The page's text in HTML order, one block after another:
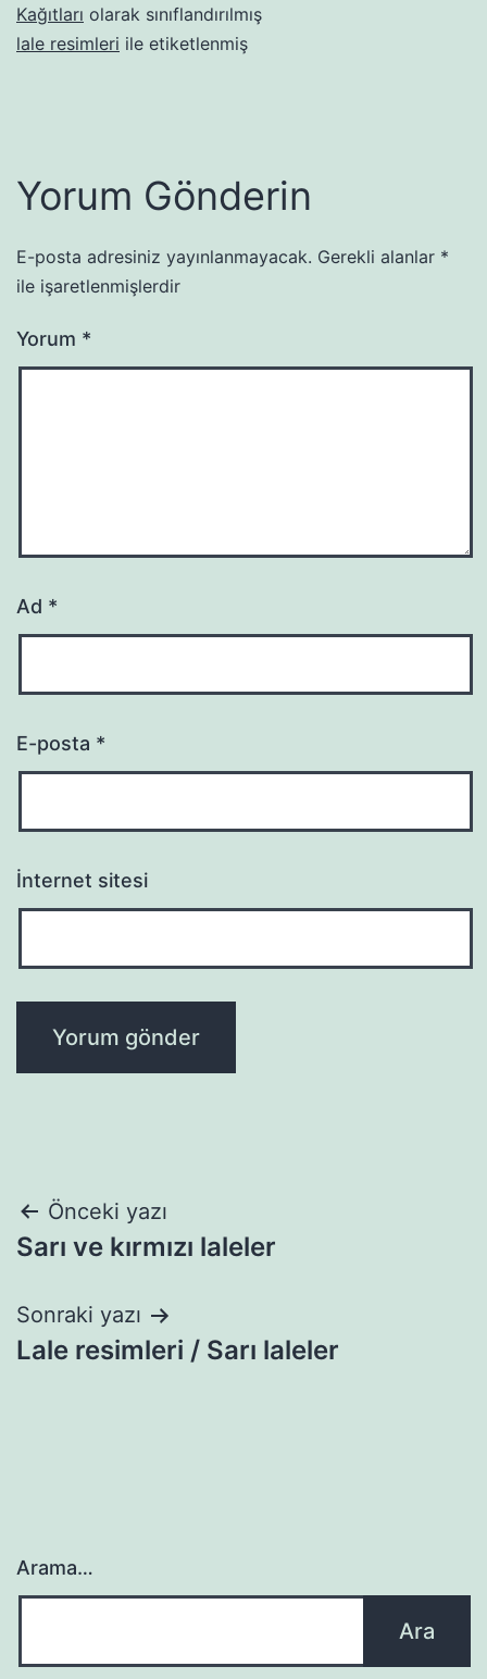
Kağıtları olarak sınıflandırılmış
lale resimleri ile etiketlenmiş
Yorum Gönderin
E-posta adresiniz yayınlanmayacak. Gerekli alanlar *
ile işaretlenmişlerdir
Yorum *
Ad *
E-posta *
İnternet sitesi
Yazı
gezinmesi
Önceki yazı
Sarı ve kırmızı laleler
Sonraki yazı
Lale resimleri / Sarı laleler
Arama…